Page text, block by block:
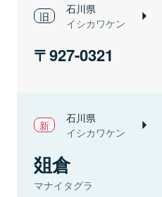
石川県
イシカワケン
927-0321
石川県
イシカワケン
爼倉
マナイタグラ